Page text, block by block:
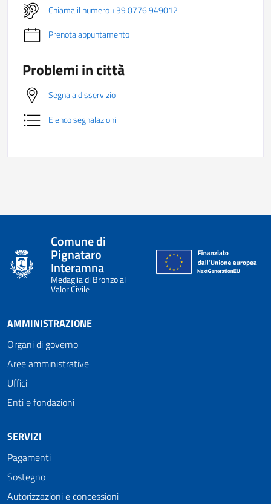
Chiama il numero +39 0776 949012
Prenota appuntamento
Problemi in città
Segnala disservizio
Elenco segnalazioni
Comune di
Pignataro
Interamna
Medaglia di Bronzo al
Valor Civile
AMMINISTRAZIONE
Organi di governo
Aree amministrative
Uffici
Enti e fondazioni
SERVIZI
Pagamenti
Sostegno
Autorizzazioni e concessioni